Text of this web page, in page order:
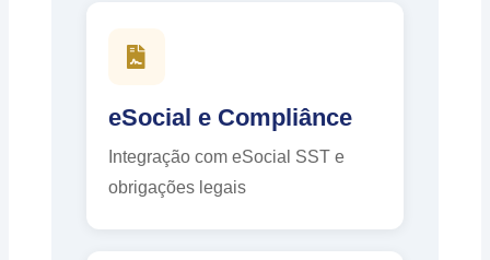
eSocial e Compliânce
Integração com eSocial SST e
obrigações legais